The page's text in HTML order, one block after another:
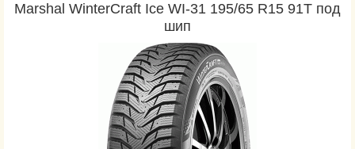
Marshal WinterCraft Ice WI-31 195/65 R15 91T под
шип